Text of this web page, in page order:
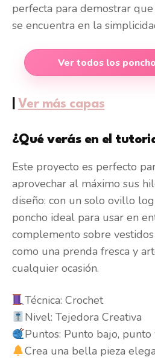
perfecta para demostrar
se encuentra en la
Ver todos los
Ver más capas
¿Qué verás en el
Este proyecto es perfecto
aprovechar al máximo sus
diseño: con un solo ovillo
poncho ideal para usar en
complemento sobre
como una prenda fresca y
cualquier ocasión.
Técnica: Crochet
Nivel: Tejedora Creativa
Puntos: Punto bajo,
Crea una bella pieza